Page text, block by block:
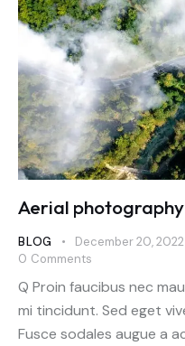
Aerial
BLOG December 20, 2022
0 Comments
Q Proin faucibus nec
mi tincidunt. Sed eget
Fusce sodales augue a